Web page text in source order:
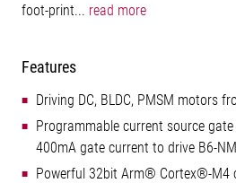
foot-print... read more
Features
Driving DC, BLDC, PMSM motors
Programmable current source
400mA gate current to drive B6-
Powerful 32bit Arm® Cortex®-M4